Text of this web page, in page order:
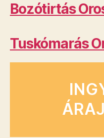
Bozótirtás
Tuskómarás